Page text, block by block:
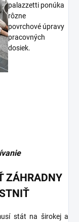
palazzetti ponúka
rôzne
povrchové úpravy
pracovných
dosiek.
ZÁHRADNY
stát na širokej a